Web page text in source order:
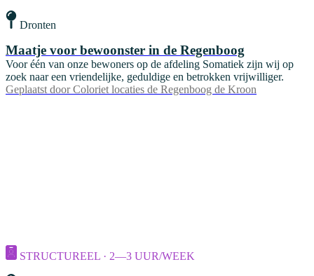
Dronten
Maatje voor bewoonster in de Regenboog
Voor één van onze bewoners op de afdeling Somatiek zijn wij op
zoek naar een vriendelijke, geduldige en betrokken vrijwilliger.
Geplaatst door Coloriet locaties de Regenboog de Kroon
STRUCTUREEL · 2—3 UUR/WEEK